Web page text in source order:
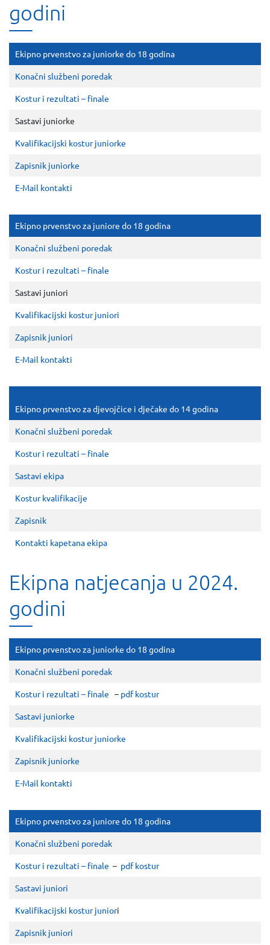
godini
Ekipno prvenstvo za juniorke do 18 godina
Konačni službeni poredak
Kostur i rezultati – finale
Sastavi juniorke
Kvalifikacijski kostur juniorke
Zapisnik juniorke
E-Mail kontakti
Ekipno prvenstvo za juniore do 18 godina
Konačni službeni poredak
Kostur i rezultati – finale
Sastavi juniori
Kvalifikacijski kostur juniori
Zapisnik juniori
E-Mail kontakti
Ekipno prvenstvo za djevojčice i dječake do 14 godina
Konačni službeni poredak
Kostur i rezultati – finale
Sastavi ekipa
Kostur kvalifikacije
Zapisnik
Kontakti kapetana ekipa
Ekipna natjecanja u 2024.
godini
Ekipno prvenstvo za juniorke do 18 godina
Konačni službeni poredak
Kostur i rezultati – finale – pdf kostur
Sastavi juniorke
Kvalifikacijski kostur juniorke
Zapisnik juniorke
E-Mail kontakti
Ekipno prvenstvo za juniore do 18 godina
Konačni službeni poredak
Kostur i rezultati – finale – pdf kostur
Sastavi juniori
Kvalifikacijski kostur juniori
Zapisnik juniori